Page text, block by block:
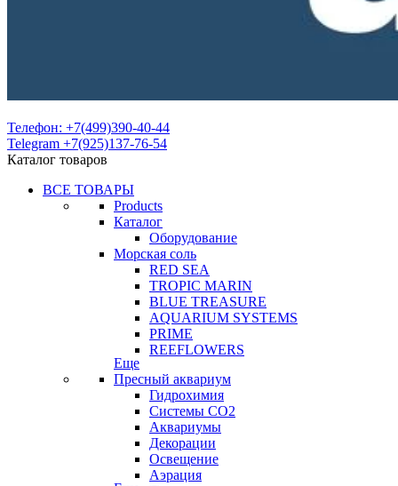
Телефон: +7(499)390-40-44
Telegram +7(925)137-76-54
Каталог товаров
ВСЕ ТОВАРЫ
Products
Каталог
Оборудование
Морская соль
RED SEA
TROPIC MARIN
BLUE TREASURE
AQUARIUM SYSTEMS
PRIME
REEFLOWERS
Еще
Пресный аквариум
Гидрохимия
Системы СО2
Аквариумы
Декорации
Освещение
Аэрация